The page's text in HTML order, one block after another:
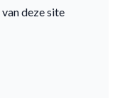
van deze site